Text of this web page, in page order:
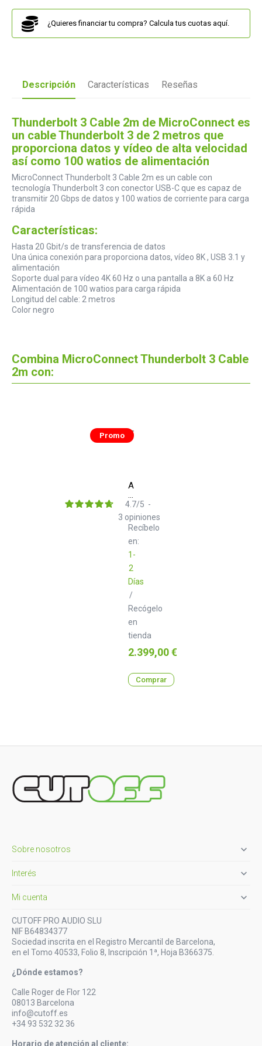
¿Quieres financiar tu compra? Calcula tus cuotas aquí.
Descripción Características Reseñas
Thunderbolt 3 Cable 2m de MicroConnect es
un cable Thunderbolt 3 de 2 metros que
proporciona datos y vídeo de alta velocidad
así como 100 watios de alimentación
MicroConnect Thunderbolt 3 Cable 2m es un cable con
tecnología Thunderbolt 3 con conector USB-C que es capaz de
transmitir 20 Gbps de datos y 100 watios de corriente para carga
rápida
Características:
Hasta 20 Gbit/s de transferencia de datos
Una única conexión para proporciona datos, vídeo 8K , USB 3.1 y
alimentación
Soporte dual para vídeo 4K 60 Hz o una pantalla a 8K a 60 Hz
Alimentación de 100 watios para carga rápida
Longitud del cable: 2 metros
Color negro
Combina MicroConnect Thunderbolt 3 Cable
2m con:
Promo
Antelope
Audio
Orion
Studio
Synergy
Core
Recíbelo
en:
1-
2
Días
/
Recógelo
en
tienda
4.7/5 -
3 opiniones
Precio
2.399,00 €
Comprar
Sobre nosotros 
Interés 
Mi cuenta 
CUTOFF PRO AUDIO SLU
NIF B64834377
Sociedad inscrita en el Registro Mercantil de Barcelona,
en el Tomo 40533, Folio 8, Inscripción 1ª, Hoja B366375.
¿Dónde estamos?
Calle Roger de Flor 122
08013 Barcelona
info@cutoff.es
+34 93 532 32 36
Horario de atención al cliente: